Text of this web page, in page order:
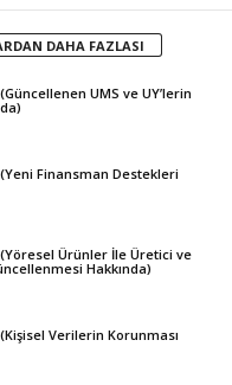
DAHA FAZLASI
UMS ve UY’lerin
Finansman Destekleri
(Yöresel Ürünler İle Üretici ve
Hakkında)
Verilerin Korunması